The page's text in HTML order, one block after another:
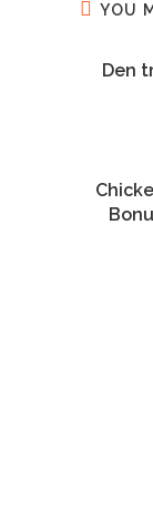
YOU
Den